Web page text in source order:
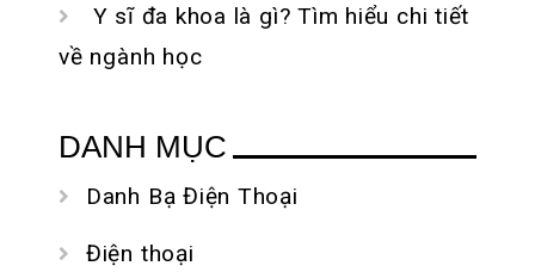
Y sĩ đa khoa là gì? Tìm hiểu chi tiết
về ngành học
DANH MỤC
Danh Bạ Điện Thoại
Điện thoại